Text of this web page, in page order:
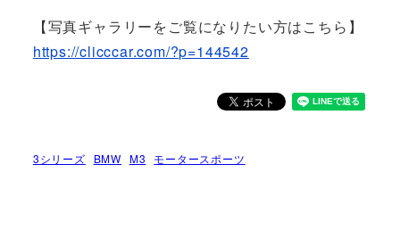
【写真ギャラリーをご覧になりたい方はこちら】
https://clicccar.com/?p=144542
3シリーズ BMW M3 モータースポーツ